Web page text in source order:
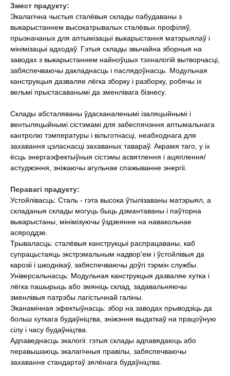
Змест прадукту:
Экалагічна чыстыя сталёвыя склады пабудаваны з
выкарыстаннем высокатрывалых сталёвых профіляў,
прызначаных для аптымізацыі выкарыстання матэрыялаў і
мінімізацыі адходаў. Гэтыя склады звычайна зборныя на
заводах з выкарыстаннем найноўшых тэхналогій вытворчасці,
забяспечваючы дакладнасць і паслядоўнасць. Модульная
канструкцыя дазваляе лёгка зборку і разборку, робячы іх
вельмі прыстасаванымі да зменлівага бізнесу.
Склады абсталяваны ўдасканаленымі ізаляцыйнымі і
вентыляцыйнымі сістэмамі для забеспячэння аптымальнага
кантролю тэмпературы і вільготнасці, неабходнага для
захавання цэласнасці захаваных тавараў. Акрамя таго, у іх
ёсць энергаэфектыўныя сістэмы асвятлення і ацяплення/
астуджэння, зніжаючы агульнае спажыванне энергіі.
Перавагі прадукту:
Устойлівасць: Сталь - гэта высока ўтылізаваны матэрыял, а
складаныя склады могуць быць дэмантаваны і паўторна
выкарыстаны, мінімізуючы ўздзеянне на навакольнае
асяроддзе.
Трываласць: сталёвыя канструкцыі распрацаваны, каб
супрацьстаяць экстрэмальным надвор'ем і ўстойлівыя да
карозіі і шкоднікаў, забяспечваючы доўгі тэрмін службы.
Універсальнасць: Модульная канструкцыя дазваляе хутка і
лёгка пашырыць або змяніць склад, задавальняючы
зменлівыя патрэбы лагістычнай галіны.
Эканамічная эфектыўнасць: збор на заводах прыводзіць да
больш хуткага будаўніцтва, зніжэння выдаткаў на працоўную
сілу і часу будаўніцтва.
Адпаведнасць экалогіі: гэтыя склады адпавядаюць або
перавышаюць экалагічныя правілы, забяспечваючы
захаванне стандартаў зялёнага будаўніцтва.